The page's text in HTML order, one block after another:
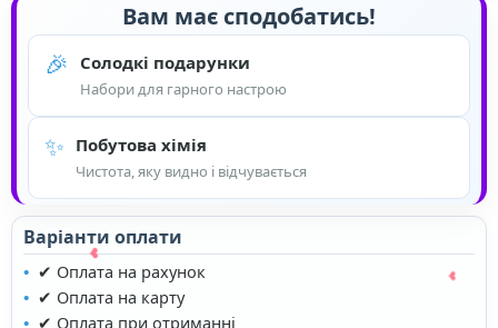
Вам має сподобатись!
🎉 Солодкі подарунки
Набори для гарного настрою
✨ Побутова хімія
Чистота, яку видно і відчувається
Варіанти оплати
✔ Оплата на рахунок
✔ Оплата на карту
✔ Оплата при отриманні